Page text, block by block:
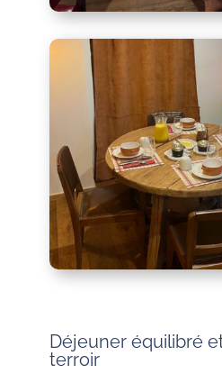
Déjeuner équilibré
terroir